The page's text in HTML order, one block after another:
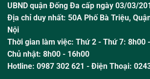
UBND quận Đống Đa cấp ngày 03/03/
Địa chỉ duy nhất: 50A Phố Bà Triệu,
Nội
Thời gian làm việc: Thứ 2 - Thứ 7: 8h00
Chủ nhật: 8h00 - 16h00
Hotline: 0987 302 621 - Điện Thoại: